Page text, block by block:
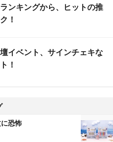
ンキングから、ヒットの推
！
イベント、サインチェキな
！
恐怖